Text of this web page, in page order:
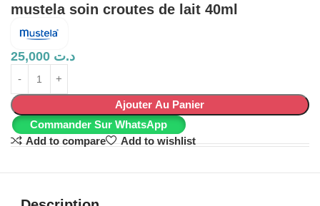
mustela soin croutes de lait 40ml
د.ت
Ajouter Au Panier
Commander Sur WhatsApp
Add to compare
Add to wishlist